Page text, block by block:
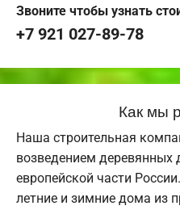
Звоните чтобы узнать
+7 921 027-89-78
Как мы
Наша строительная
возведением деревянных
европейской части
летние и зимние дома из